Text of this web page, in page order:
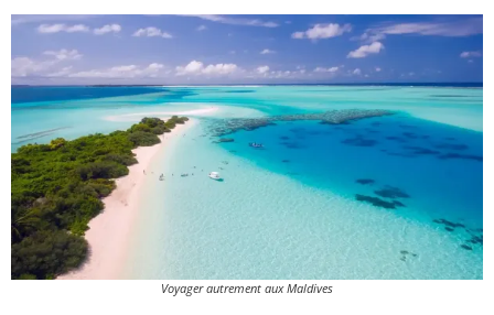
Seychelles
Tanzanie – Zanzibar
Etats-Unis (Côte Est)
Etats-Unis (Côte Ouest)
Guatemala
Mexique
République Tchèque
Voyager autrement aux Maldives